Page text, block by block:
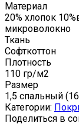
Материал
20% хлопок
микроволокно
Ткань
Софткоттон
Плотность
110 гр/м2
Размер
1,5 спальный
Категории:
Поделиться в